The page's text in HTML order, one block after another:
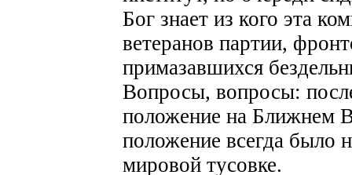
Бог знает из кого эта
ветеранов партии,
примазавшихся
Вопросы, вопросы:
положение на Ближнем
положение всегда было
мировой тусовке.